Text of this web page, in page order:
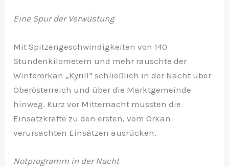
Eine Spur der Verwüstung
Mit Spitzengeschwindigkeiten von 140
Stundenkilometern und mehr rauschte der
Winterorkan „Kyrill“ schließlich in der Nacht über
Oberösterreich und über die Marktgemeinde
hinweg. Kurz vor Mitternacht mussten die
Einsatzkräfte zu den ersten, vom Orkan
verursachten Einsätzen ausrücken.
Notprogramm in der Nacht